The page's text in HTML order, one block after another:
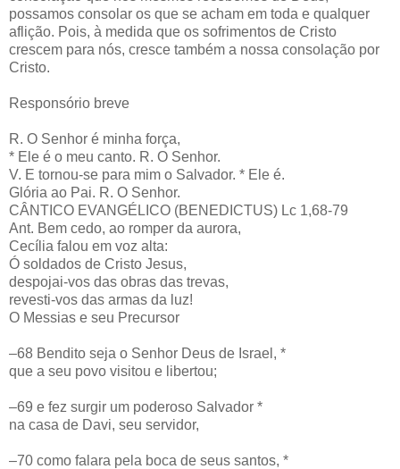
possamos consolar os que se acham em toda e qualquer
aflição. Pois, à medida que os sofrimentos de Cristo
crescem para nós, cresce também a nossa consolação por
Cristo.
Responsório breve
R. O Senhor é minha força,
* Ele é o meu canto. R. O Senhor.
V. E tornou-se para mim o Salvador. * Ele é.
Glória ao Pai. R. O Senhor.
CÂNTICO EVANGÉLICO (BENEDICTUS) Lc 1,68-79
Ant. Bem cedo, ao romper da aurora,
Cecília falou em voz alta:
Ó soldados de Cristo Jesus,
despojai-vos das obras das trevas,
revesti-vos das armas da luz!
O Messias e seu Precursor
–68 Bendito seja o Senhor Deus de Israel, *
que a seu povo visitou e libertou;
–69 e fez surgir um poderoso Salvador *
na casa de Davi, seu servidor,
–70 como falara pela boca de seus santos, *